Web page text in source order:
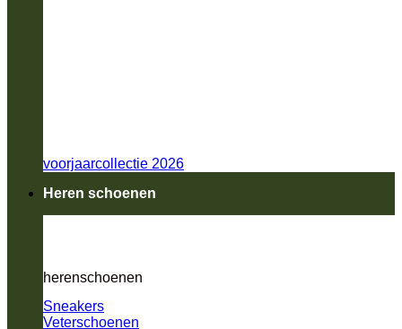
voorjaarcollectie 2026
Heren schoenen
herenschoenen
Sneakers
Veterschoenen